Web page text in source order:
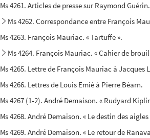
Ms 4261. Articles de presse sur Raymond Guérin.
Ms 4262. Correspondance entre François
Ms 4263. François Mauriac. « Tartuffe ».
Ms 4264. François Mauriac. « Cahier de
Ms 4265. Lettre de François Mauriac à Jacques
Ms 4266. Lettres de Louis Emié à Pierre Béarn.
Ms 4267 (1-2). André Demaison. « Rudyard
Ms 4268. André Demaison. « Le destin des aigles
Ms 4269. André Demaison. « Le retour de